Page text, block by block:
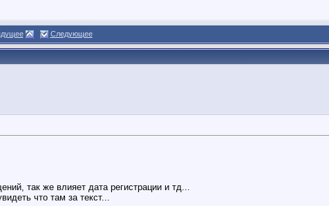
Следующее
так же влияет дата регистрации и тд...
что там за текст...